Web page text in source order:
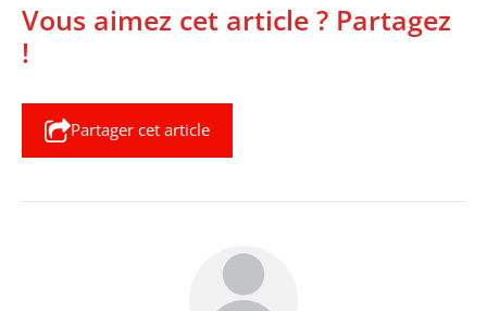
Vous aimez cet article ? Partagez
!
Partager cet article